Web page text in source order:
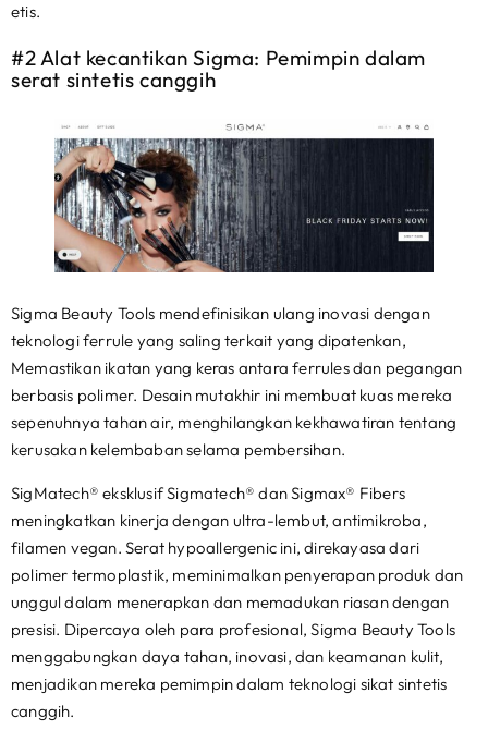
etis.
#2 Alat kecantikan Sigma: Pemimpin dalam
serat sintetis canggih
Sigma Beauty Tools mendefinisikan ulang inovasi dengan
teknologi ferrule yang saling terkait yang dipatenkan,
Memastikan ikatan yang keras antara ferrules dan pegangan
berbasis polimer. Desain mutakhir ini membuat kuas mereka
sepenuhnya tahan air, menghilangkan kekhawatiran tentang
kerusakan kelembaban selama pembersihan.
SigMatech® eksklusif Sigmatech® dan Sigmax® Fibers
meningkatkan kinerja dengan ultra-lembut, antimikroba,
filamen vegan. Serat hypoallergenic ini, direkayasa dari
polimer termoplastik, meminimalkan penyerapan produk dan
unggul dalam menerapkan dan memadukan riasan dengan
presisi. Dipercaya oleh para profesional, Sigma Beauty Tools
menggabungkan daya tahan, inovasi, dan keamanan kulit,
menjadikan mereka pemimpin dalam teknologi sikat sintetis
canggih.